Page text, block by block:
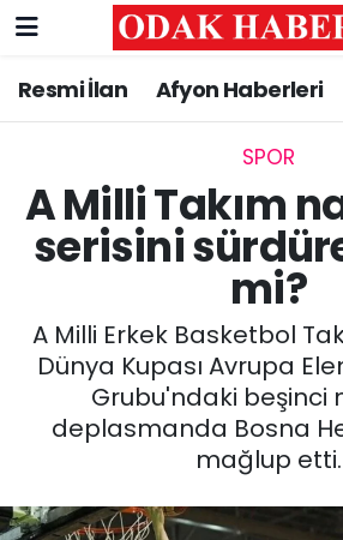
Resmi İlan Afyon Haberleri
SPOR
A Milli Takım
serisini
mi?
A Milli Erkek Basketbol
Dünya Kupası Avrupa
Grubu'ndaki beşinci
deplasmanda Bosna
mağlup etti.
AFYONKARAHİSAR
ASAYİŞ
SİYASET
EĞİTİM
SAĞLIK
Nöbetçi Eczaneler
Trafik Durumu
Süper Lig Puan Durumu
Tüm Manşetler
Son Dakika Haberleri